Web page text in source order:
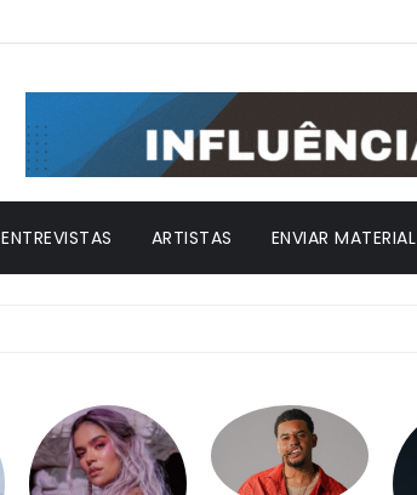
ENTREVISTAS ARTISTAS ENVIAR MATERIAL